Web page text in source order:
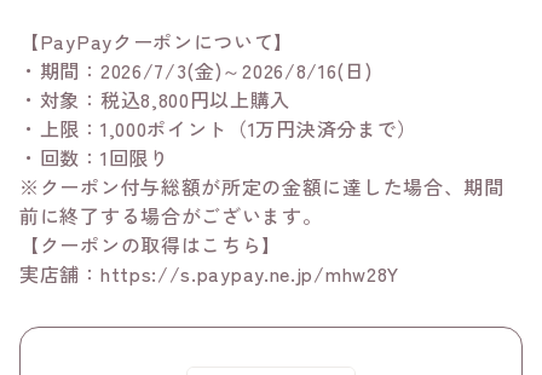
【PayPayクーポンについて】
・期間：2026/7/3(金)～2026/8/16(日)
・対象：税込8,800円以上購入
・上限：1,000ポイント（1万円決済分まで）
・回数：1回限り
※クーポン付与総額が所定の金額に達した場合、期間
前に終了する場合がございます。
【クーポンの取得はこちら】
実店舗：https://s.paypay.ne.jp/mhw28Y